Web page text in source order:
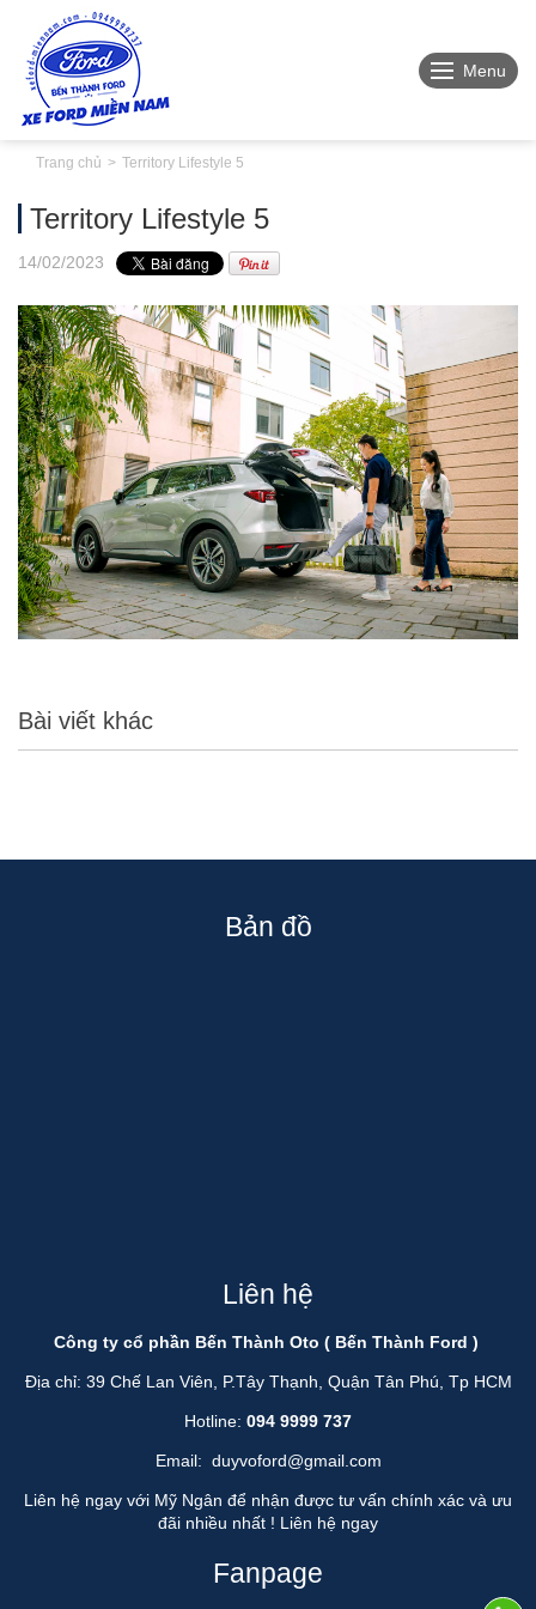
Menu
Trang chủ Territory Lifestyle 5
Territory Lifestyle 5
14/02/2023
Bài viết khác
Bản đồ
Liên hệ
Công ty cổ phần Bến Thành Oto ( Bến Thành Ford )
Địa chỉ: 39 Chế Lan Viên, P.Tây Thạnh, Quận Tân Phú, Tp HCM
Hotline: 094 9999 737
Email: duyvoford@gmail.com
Liên hệ ngay với Mỹ Ngân để nhận được tư vấn chính xác và ưu
đãi nhiều nhất ! Liên hệ ngay
Fanpage